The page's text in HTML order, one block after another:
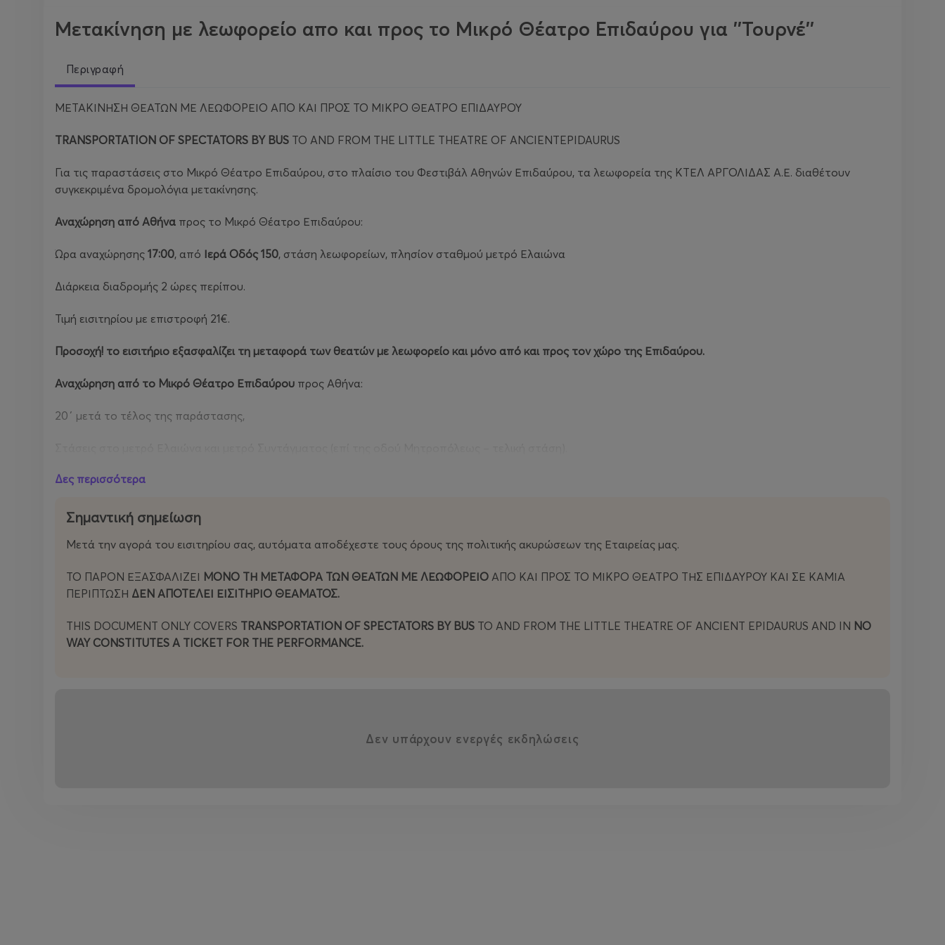
Μετακίνηση με λεωφορείο απο και προς το Μικρό Θέατρο Επιδαύρου για ''Τουρνέ''
Περιγραφή
ΜΕΤΑΚΙΝΗΣΗ ΘΕΑΤΩΝ ΜΕ ΛΕΩΦΟΡΕΙΟ ΑΠΟ ΚΑΙ ΠΡΟΣ ΤΟ ΜΙΚΡΟ ΘΕΑΤΡΟ ΕΠΙΔΑΥΡΟΥ
TRANSPORTATION OF SPECTATORS BY BUS TO AND FROM THE LITTLE THEATRE OF ANCIENTEPIDAURUS
Για τις παραστάσεις στο Μικρό Θέατρο Επιδαύρου, στο πλαίσιο του Φεστιβάλ Αθηνών Επιδαύρου, τα λεωφορεία της ΚΤΕΛ ΑΡΓΟΛΙΔΑΣ Α.Ε. διαθέτουν
συγκεκριμένα δρομολόγια μετακίνησης.
Αναχώρηση από Αθήνα προς το Μικρό Θέατρο Επιδαύρου:
Ώρα αναχώρησης 17:00, από Ιερά Οδός 150, στάση λεωφορείων, πλησίον σταθμού μετρό Ελαιώνα
Διάρκεια διαδρομής 2 ώρες περίπου.
Τιμή εισιτηρίου με επιστροφή 21€.
Προσοχή! το εισιτήριο εξασφαλίζει τη μεταφορά των θεατών με λεωφορείο και μόνο από και προς τον χώρο της Επιδαύρου.
Αναχώρηση από το Μικρό Θέατρο Επιδαύρου προς Αθήνα:
20΄ μετά το τέλος της παράστασης,
Δες περισσότερα
Σημαντική σημείωση
Μετά την αγορά του εισιτηρίου σας, αυτόματα αποδέχεστε τους όρους της πολιτικής ακυρώσεων της Εταιρείας μας.
ΤΟ ΠΑΡΟΝ ΕΞΑΣΦΑΛΙΖΕΙ ΜΟΝΟ ΤΗ ΜΕΤΑΦΟΡΑ ΤΩΝ ΘΕΑΤΩΝ ΜΕ ΛΕΩΦΟΡΕΙΟ ΑΠΟ ΚΑΙ ΠΡΟΣ ΤΟ ΜΙΚΡΟ ΘΕΑΤΡΟ ΤΗΣ ΕΠΙΔΑΥΡΟΥ ΚΑΙ ΣΕ ΚΑΜΙΑ
ΠΕΡΊΠΤΩΣΗ ΔΕΝ ΑΠΟΤΕΛΕΙ ΕΙΣΙΤΗΡΙΟ ΘΕΑΜΑΤΟΣ.
THIS DOCUMENT ONLY COVERS TRANSPORTATION OF SPECTATORS BY BUS TO AND FROM THE LITTLE THEATRE OF ANCIENT EPIDAURUS AND IN NO
WAY CONSTITUTES A TICKET FOR THE PERFORMANCE.
Δεν υπάρχουν ενεργές εκδηλώσεις